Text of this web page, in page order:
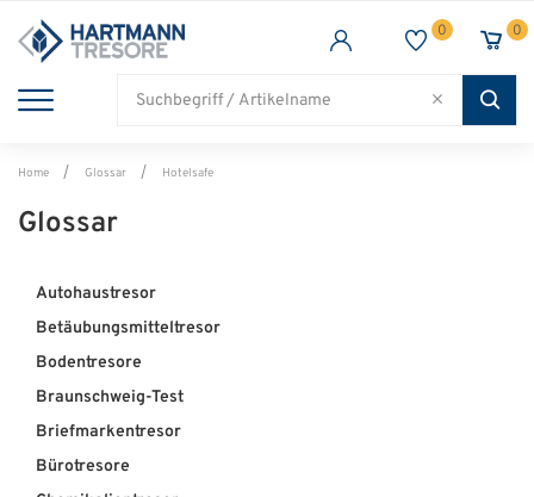
TRESORE
WAFFENSCHRANK
FEUERSCHUTZ
BRANCHEN
0 0
Home Glossar Hotelsafe
Glossar
Autohaustresor
Betäubungsmitteltresor
Bodentresore
Braunschweig-Test
Briefmarkentresor
Bürotresore